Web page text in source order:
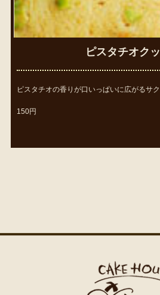
ピスタチオク
ピスタチオの香りが口いっぱいに広がるサ
150円